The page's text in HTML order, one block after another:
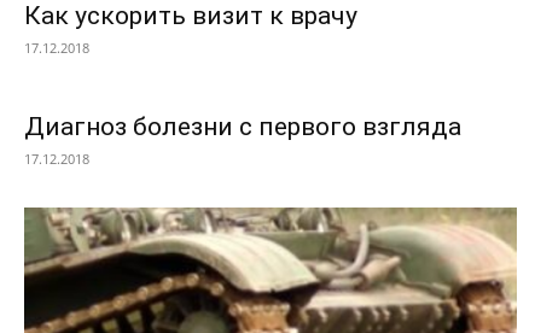
Как ускорить визит к врачу
17.12.2018
Диагноз болезни с первого взгляда
17.12.2018